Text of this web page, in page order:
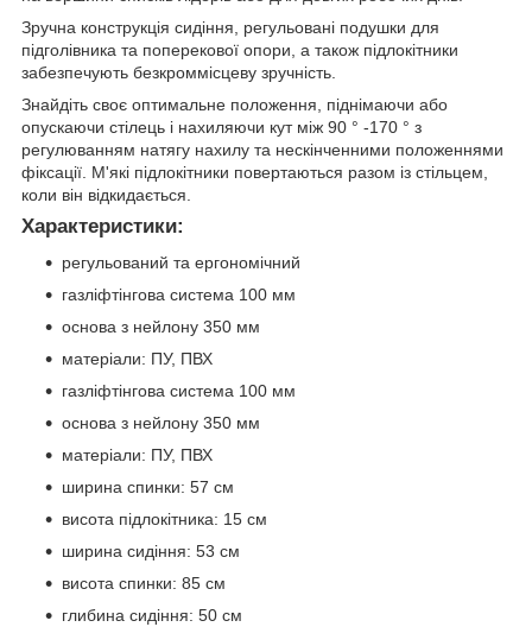
Зручна конструкція сидіння, регульовані подушки для
підголівника та поперекової опори, а також підлокітники
забезпечують безкроммісцеву зручність.
Знайдіть своє оптимальне положення, піднімаючи або
опускаючи стілець і нахиляючи кут між 90 ° -170 ° з
регулюванням натягу нахилу та нескінченними положеннями
фіксації. М'які підлокітники повертаються разом із стільцем,
коли він відкидається.
Характеристики:
регульований та ергономічний
газліфтінгова система 100 мм
основа з нейлону 350 мм
матеріали: ПУ, ПВХ
газліфтінгова система 100 мм
основа з нейлону 350 мм
матеріали: ПУ, ПВХ
ширина спинки: 57 см
висота підлокітника: 15 см
ширина сидіння: 53 см
висота спинки: 85 см
глибина сидіння: 50 см